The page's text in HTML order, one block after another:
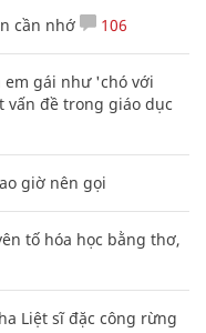
cần nhớ 106
em gái như 'chó với
đề trong giáo dục
giờ nên gọi
tố hóa học bằng thơ,
Liệt sĩ đặc công rừng